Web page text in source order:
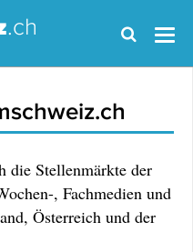
.ch
die Stellenmärkte der
, Fachmedien und
Österreich und der